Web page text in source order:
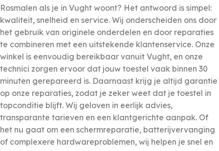
Rosmalen als je in Vught woont? Het antwoord is simpel:
kwaliteit, snelheid en service. Wij onderscheiden ons door
het gebruik van originele onderdelen en door reparaties
te combineren met een uitstekende klantenservice. Onze
winkel is eenvoudig bereikbaar vanuit Vught, en onze
technici zorgen ervoor dat jouw toestel vaak binnen 30
minuten gerepareerd is. Daarnaast krijg je altijd garantie
op onze reparaties, zodat je zeker weet dat je toestel in
topconditie blijft. Wij geloven in eerlijk advies,
transparante tarieven en een klantgerichte aanpak. Of
het nu gaat om een schermreparatie, batterijvervanging
of complexere hardwareproblemen, wij helpen je snel en